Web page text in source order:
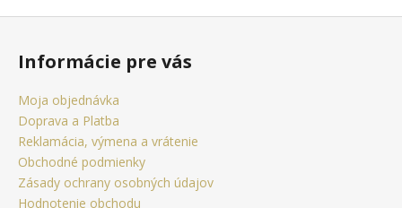
Informácie pre vás
Moja objednávka
Doprava a Platba
Reklamácia, výmena a vrátenie
Obchodné podmienky
Zásady ochrany osobných údajov
Hodnotenie obchodu